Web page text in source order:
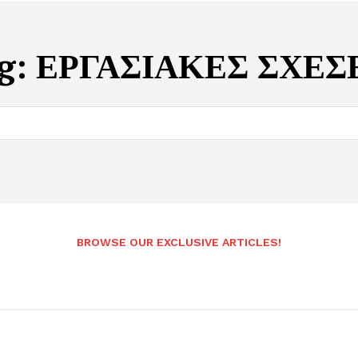
ΕΡΓΑΣΙΑΚΕΣ
BROWSE OUR EXCLUSIVE ARTICLES!